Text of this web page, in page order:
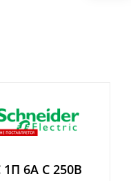
6А C 250В